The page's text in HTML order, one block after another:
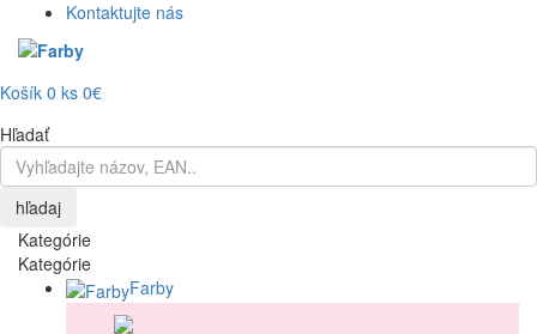
Kontaktujte nás
Košík 0 ks 0€
Hľadať
hľadaj
Kategórie
Kategórie
Farby